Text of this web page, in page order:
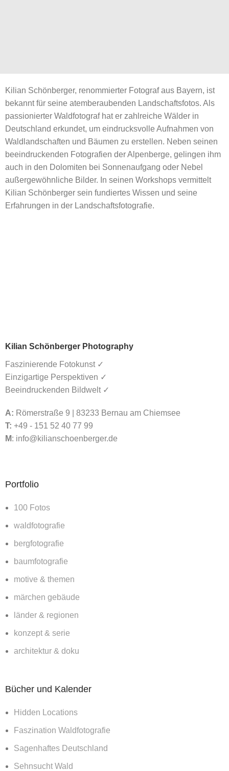
Kilian Schönberger, renommierter Fotograf aus Bayern, ist
bekannt für seine atemberaubenden Landschaftsfotos. Als
passionierter Waldfotograf hat er zahlreiche Wälder in
Deutschland erkundet, um eindrucksvolle Aufnahmen von
Waldlandschaften und Bäumen zu erstellen. Neben seinen
beeindruckenden Fotografien der Alpenberge, gelingen ihm
auch in den Dolomiten bei Sonnenaufgang oder Nebel
außergewöhnliche Bilder. In seinen Workshops vermittelt
Kilian Schönberger sein fundiertes Wissen und seine
Erfahrungen in der Landschaftsfotografie.
Kilian Schönberger Photography
Faszinierende Fotokunst ✓
Einzigartige Perspektiven ✓
Beeindruckenden Bildwelt ✓
A: Römerstraße 9 | 83233 Bernau am Chiemsee
T: +49 - 151 52 40 77 99
M: info@kilianschoenberger.de
Portfolio
100 Fotos
waldfotografie
bergfotografie
baumfotografie
motive & themen
märchen gebäude
länder & regionen
konzept & serie
architektur & doku
Bücher und Kalender
Hidden Locations
Faszination Waldfotografie
Sagenhaftes Deutschland
Sehnsucht Wald